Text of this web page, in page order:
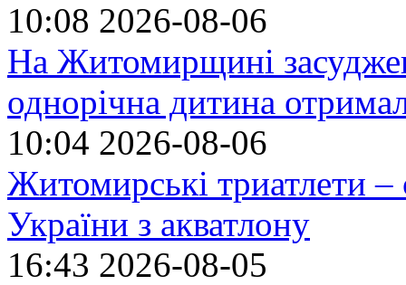
10:08 2026-08-06
На Житомирщині
однорічна дитина
10:04 2026-08-06
Житомирські триатлети –
України з акватлону
16:43 2026-08-05